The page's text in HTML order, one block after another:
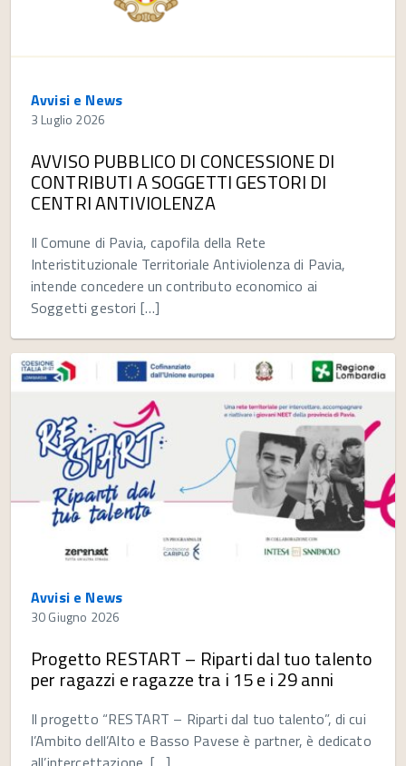
Avvisi e News
3 Luglio 2026
AVVISO PUBBLICO DI CONCESSIONE DI
CONTRIBUTI A SOGGETTI GESTORI DI
CENTRI ANTIVIOLENZA
Il Comune di Pavia, capofila della Rete
Interistituzionale Territoriale Antiviolenza di Pavia,
intende concedere un contributo economico ai
Soggetti gestori […]
Avvisi e News
30 Giugno 2026
Progetto RESTART – Riparti dal tuo talento
per ragazzi e ragazze tra i 15 e i 29 anni
Il progetto “RESTART – Riparti dal tuo talento”, di cui
l’Ambito dell’Alto e Basso Pavese è partner, è dedicato